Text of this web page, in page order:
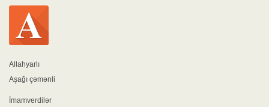
Allahyarlı
Aşağı çəmənli
İmamverdilər